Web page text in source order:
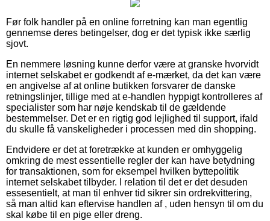
Før folk handler på en online forretning kan man egentlig
gennemse deres betingelser, dog er det typisk ikke særlig
sjovt.
En nemmere løsning kunne derfor være at granske hvorvidt
internet selskabet er godkendt af e-mærket, da det kan være
en angivelse af at online butikken forsvarer de danske
retningslinjer, tillige med at e-handlen hyppigt kontrolleres af
specialister som har nøje kendskab til de gældende
bestemmelser. Det er en rigtig god lejlighed til support, ifald
du skulle få vanskeligheder i processen med din shopping.
Endvidere er det at foretrække at kunden er omhyggelig
omkring de mest essentielle regler der kan have betydning
for transaktionen, som for eksempel hvilken byttepolitik
internet selskabet tilbyder. I relation til det er det desuden
essesentielt, at man til enhver tid sikrer sin ordrekvittering,
så man altid kan eftervise handlen af , uden hensyn til om du
skal købe til en pige eller dreng.